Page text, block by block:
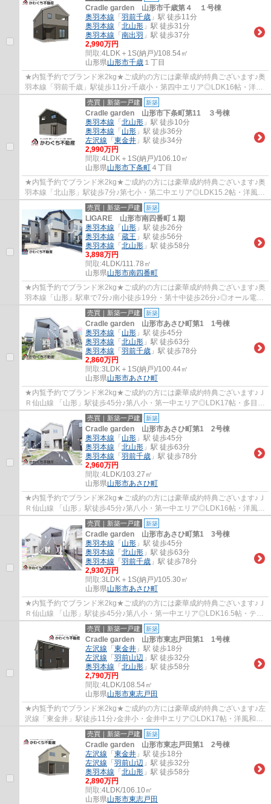
Cradle garden 山形市千歳第４ １号棟
奥羽本線 「 羽前千歳 」駅 徒歩11分
奥羽本線 「 北山形 」駅 徒歩31分
奥羽本線 「 南出羽 」駅 徒歩37分
2,990万円
間取:4LDK＋1S(納戸)/108.54㎡
山形県山形市千歳 １丁目
★内覧予約でブランド米2kg★ご成約の方には豪華成約特典ございます♪奥
羽本線「羽前千歳」駅徒歩11分♪千歳小・第四中エリア◎LDK16帖・洋風
和室4.5帖・洋室3部屋☆
売買｜新築一戸建 新築
Cradle garden 山形市下条町第11 ３号棟
奥羽本線 「 北山形 」駅 徒歩10分
奥羽本線 「 山形 」駅 徒歩36分
左沢線 「 東金井 」駅 徒歩34分
2,990万円
間取:4LDK＋1S(納戸)/106.10㎡
山形県山形市下条町 ４丁目
★内覧予約でブランド米2kg★ご成約の方には豪華成約特典ございます♪奥
羽本線「北山形」駅徒歩7分♪第七小・第二中エリア◎LDK15.2帖・洋風和
室6帖・洋室3部屋・サービスルーム3帖☆
売買｜新築一戸建 新築
LIGARE 山形市南四番町１期
奥羽本線 「 山形 」駅 徒歩26分
奥羽本線 「 蔵王 」駅 徒歩56分
奥羽本線 「 北山形 」駅 徒歩58分
3,898万円
間取:4LDK/111.78㎡
山形県山形市南四番町
★内覧予約でブランド米2kg★ご成約の方には豪華成約特典ございます♪奥
羽本線「山形」駅車で7分♪南小徒歩19分・第十中徒歩26分♪◎オール電化
♪寒冷地用エアコン1台設置☆長期優良住宅認定♪
売買｜新築一戸建 新築
Cradle garden 山形市あさひ町第1 1号棟
奥羽本線 「 山形 」駅 徒歩45分
奥羽本線 「 北山形 」駅 徒歩63分
奥羽本線 「 羽前千歳 」駅 徒歩78分
2,860万円
間取:3LDK＋1S(納戸)/100.44㎡
山形県山形市あさひ町
★内覧予約でブランド米2kg★ご成約の方には豪華成約特典ございます♪Ｊ
Ｒ仙山線 「山形」駅徒歩45分♪第八小・第一中エリア◎LDK17帖・多目的
室・洋室3部屋☆
売買｜新築一戸建 新築
Cradle garden 山形市あさひ町第1 2号棟
奥羽本線 「 山形 」駅 徒歩45分
奥羽本線 「 北山形 」駅 徒歩63分
奥羽本線 「 羽前千歳 」駅 徒歩78分
2,960万円
間取:4LDK/103.27㎡
山形県山形市あさひ町
★内覧予約でブランド米2kg★ご成約の方には豪華成約特典ございます♪Ｊ
Ｒ仙山線 「山形」駅徒歩45分♪第八小・第一中エリア◎LDK16帖・洋風和
室・洋室3部屋☆
売買｜新築一戸建 新築
Cradle garden 山形市あさひ町第1 3号棟
奥羽本線 「 山形 」駅 徒歩45分
奥羽本線 「 北山形 」駅 徒歩63分
奥羽本線 「 羽前千歳 」駅 徒歩78分
2,930万円
間取:3LDK＋1S(納戸)/105.30㎡
山形県山形市あさひ町
★内覧予約でブランド米2kg★ご成約の方には豪華成約特典ございます♪Ｊ
Ｒ仙山線 「山形」駅徒歩45分♪第八小・第一中エリア◎LDK16.5帖・テレ
ワークルーム・洋室3部屋☆
売買｜新築一戸建 新築
Cradle garden 山形市東志戸田第1 1号棟
左沢線 「 東金井 」駅 徒歩18分
左沢線 「 羽前山辺 」駅 徒歩32分
奥羽本線 「 北山形 」駅 徒歩58分
2,790万円
間取:4LDK/108.54㎡
山形県山形市東志戸田
★内覧予約でブランド米2kg★ご成約の方には豪華成約特典ございます♪左
沢線「東金井」駅徒歩11分♪金井小・金井中エリア◎LDK17帖・洋風和室
5帖・洋室3部屋・☆オール電化仕様♪
売買｜新築一戸建 新築
Cradle garden 山形市東志戸田第1 2号棟
左沢線 「 東金井 」駅 徒歩18分
左沢線 「 羽前山辺 」駅 徒歩32分
奥羽本線 「 北山形 」駅 徒歩58分
2,890万円
間取:4LDK/106.10㎡
山形県山形市東志戸田